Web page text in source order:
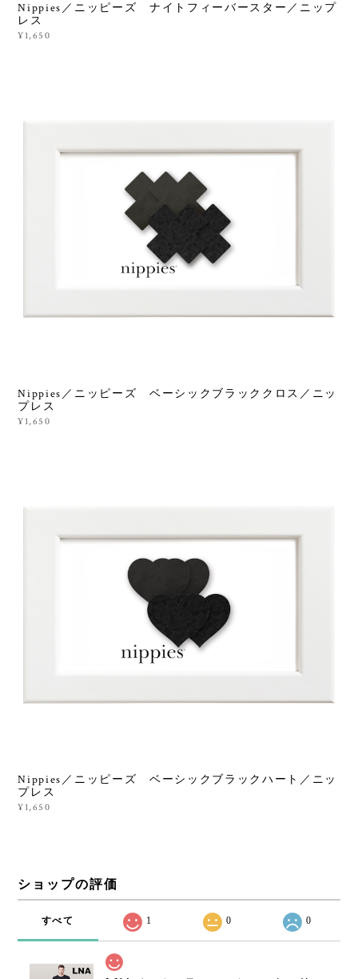
Nippies／ニッピーズ ナイトフィーバースター／ニップ
レス
¥1,650
Nippies／ニッピーズ ベーシックブラッククロス／ニッ
プレス
¥1,650
Nippies／ニッピーズ ベーシックブラックハート／ニッ
プレス
¥1,650
ショップの評価
すべて 1 0 0